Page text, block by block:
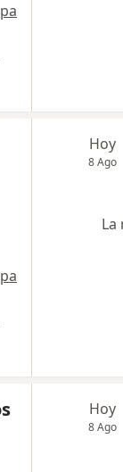
Hoy
8 Ago
La
Hoy
8 Ago